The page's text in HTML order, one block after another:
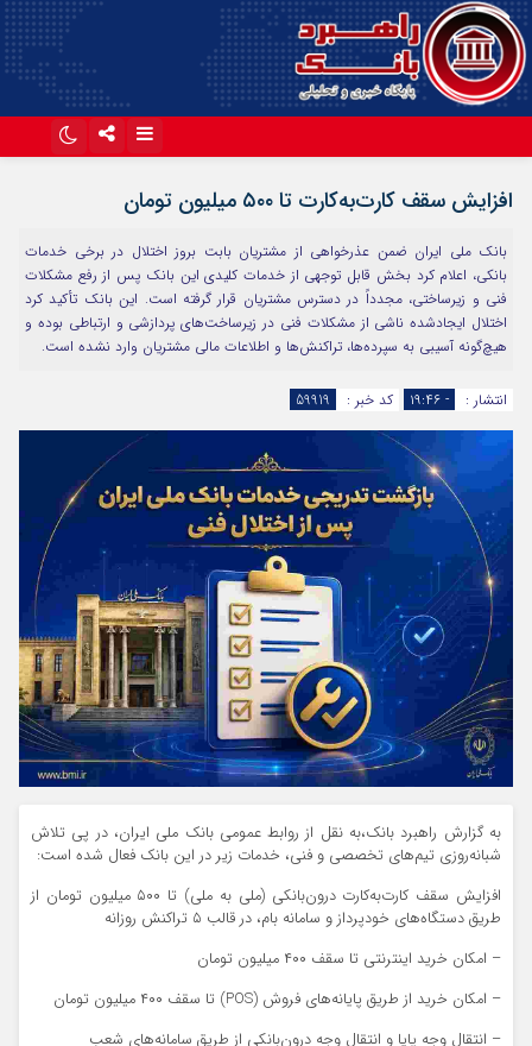
افزایش سقف کارت‌به‌کارت تا ۵۰۰ میلیون تومان
بانک ملی ایران ضمن عذرخواهی از مشتریان بابت بروز اختلال در برخی خدمات
بانکی، اعلام کرد بخش قابل توجهی از خدمات کلیدی این بانک پس از رفع مشکلات
فنی و زیرساختی، مجدداً در دسترس مشتریان قرار گرفته است. این بانک تأکید کرد
اختلال ایجادشده ناشی از مشکلات فنی در زیرساخت‌های پردازشی و ارتباطی بوده و
هیچ‌گونه آسیبی به سپرده‌ها، تراکنش‌ها و اطلاعات مالی مشتریان وارد نشده است.
انتشار : - ۱۹:۴۶ کد خبر : 59919
به گزارش راهبرد بانک،به نقل از روابط عمومی بانک ملی ایران، در پی تلاش
شبانه‌روزی تیم‌های تخصصی و فنی، خدمات زیر در این بانک فعال شده است:
افزایش سقف کارت‌به‌کارت درون‌بانکی (ملی به ملی) تا ۵۰۰ میلیون تومان از
طریق دستگاه‌های خودپرداز و سامانه بام، در قالب ۵ تراکنش روزانه
– امکان خرید اینترنتی تا سقف ۴۰۰ میلیون تومان
– امکان خرید از طریق پایانه‌های فروش (POS) تا سقف ۴۰۰ میلیون تومان
– انتقال وجه پایا و انتقال وجه درون‌بانکی از طریق سامانه‌های شعب